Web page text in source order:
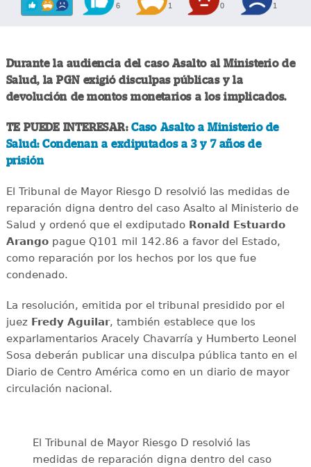
6 1 0 1
Durante la audiencia del caso Asalto al Ministerio de
Salud, la PGN exigió disculpas públicas y la
devolución de montos monetarios a los implicados.
TE PUEDE INTERESAR:Caso Asalto a Ministerio de
Salud: Condenan a exdiputados a 3 y 7 años de
prisión
El Tribunal de Mayor Riesgo D resolvió las medidas de
reparación digna dentro del caso Asalto al Ministerio de
Salud y ordenó que el exdiputado Ronald Estuardo
Arangopague Q101 mil 142.86 a favor del Estado,
como reparación por los hechos por los que fue
condenado.
La resolución, emitida por el tribunal presidido por el
juezFredy Aguilar, también establece que los
exparlamentarios Aracely Chavarría y Humberto Leonel
Sosa deberán publicar una disculpa pública tanto en el
Diario de Centro América como en un diario de mayor
circulación nacional.
El Tribunal de Mayor Riesgo D resolvió las
medidas de reparación digna dentro del caso